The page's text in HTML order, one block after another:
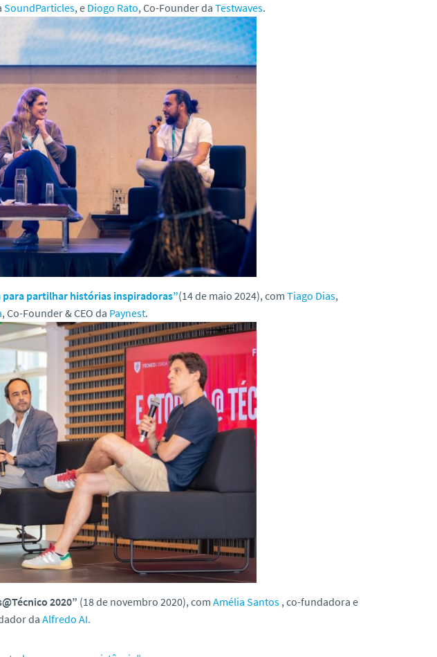
SoundParticles, e Diogo Rato, Co-Founder da Testwaves.
para partilhar histórias inspiradoras”(14 de maio 2024), com Tiago Dias,
, Co-Founder & CEO da Paynest.
2020” (18 de novembro 2020), com Amélia Santos , co-fundadora e
da Alfredo AI.